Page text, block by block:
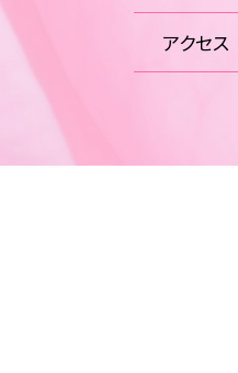
アクセス